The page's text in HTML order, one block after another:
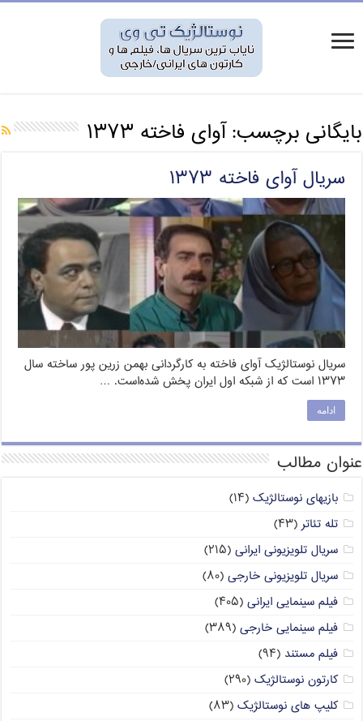
بایگانی برچسب:آوای فاخته ۱۳۷۳
سریال آوای فاخته ۱۳۷۳
سریال نوستالژیک آوای فاخته به کارگردانی بهمن زرین پور ساخته سال
۱۳۷۳ است که از شبکه اول ایران پخش شده‌است. …
ادامه
عنوان مطالب
بازیهای نوستالژیک (۱۴)
تله تئاتر(۴۳)
سریال تلویزیونی ایرانی (۲۱۵)
سریال تلویزیونی خارجی (۸۰)
فیلم سینمایی ایرانی (۴۰۵)
فیلم سینمایی خارجی (۳۸۹)
فیلم مستند (۹۴)
کارتون نوستالژیک (۲۹۰)
کلیپ های نوستالژیک (۸۳)